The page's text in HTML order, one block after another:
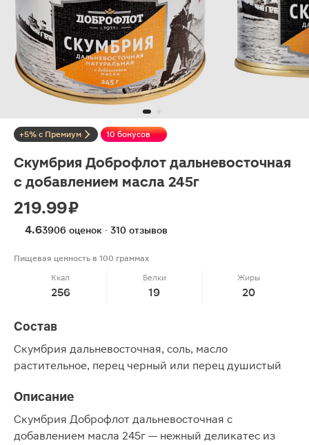
+5% с Премиум 10 бонусов
Скумбрия Доброфлот дальневосточная
с добавлением масла 245г
219.99 ₽
4.63906 оценок · 310 отзывов
Пищевая ценность в 100 граммах
Ккал
256
Белки
19
Жиры
20
Состав
Скумбрия дальневосточная, соль, масло
растительное, перец черный или перец душистый
Описание
Скумбрия Доброфлот дальневосточная с
добавлением масла 245г — нежный деликатес из